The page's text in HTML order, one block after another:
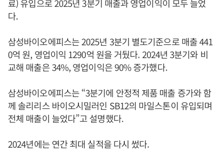
료) 유입으로 2025년 3분기 매출과 영업이익이 모두 늘었
다.
삼성바이오에피스는 2025년 3분기 별도기준으로 매출 441
0억 원, 영업이익 1290억 원을 거뒀다. 2024년 3분기와 비
교해 매출은 34%, 영업이익은 90% 증가했다.
삼성바이오에피스는 “3분기에 안정적 제품 매출 증가와 함
께 솔리리스 바이오시밀러인 SB12의 마일스톤이 유입되며
전체 매출이 늘었다”고 설명했다.
2024년에는 연간 최대 실적을 다시 썼다.